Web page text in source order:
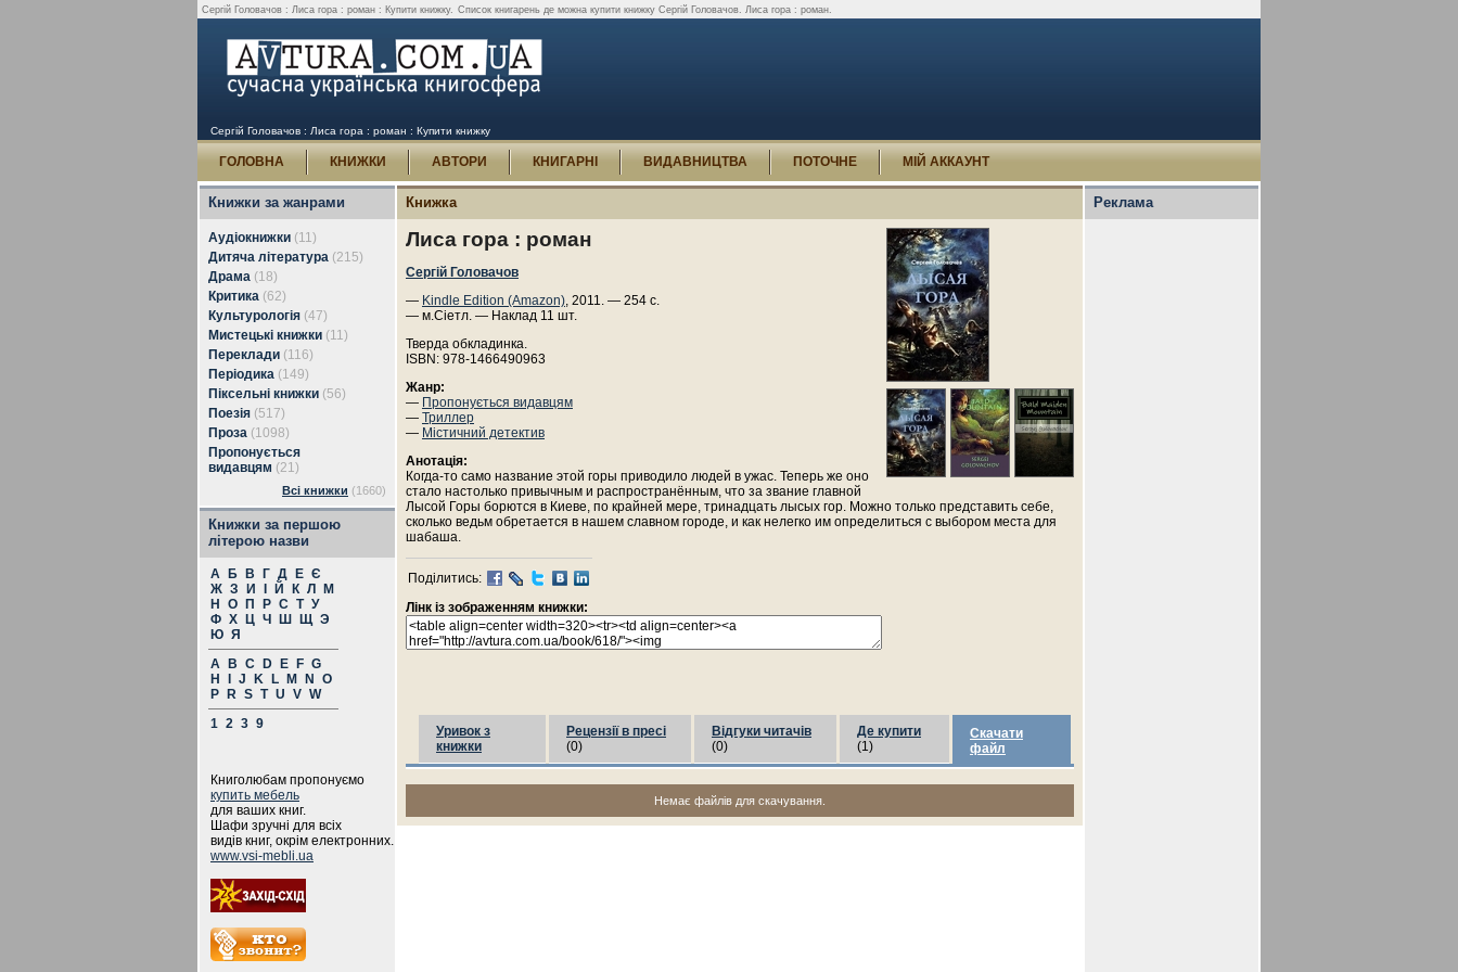
Сергій Головачов : Лиса гора : роман : Купити книжку. Список книгарень де можна купити книжку Сергій Головачов. Лиса гора : роман.
Сергій Головачов : Лиса гора : роман : Купити книжку
ГОЛОВНА КНИЖКИ АВТОРИ КНИГАРНІ ВИДАВНИЦТВА ПОТОЧНЕ МІЙ АККАУНТ
Книжки за жанрами
Аудіокнижки (11)
Дитяча література (215)
Драма (18)
Критика (62)
Культурологія (47)
Мистецькі книжки (11)
Переклади (116)
Періодика (149)
Піксельні книжки (56)
Поезія (517)
Проза (1098)
Пропонується
видавцям (21)
Всі книжки (1660)
Книжки за першою
літерою назви
А Б В Г Д Е Є
Ж З И Й К Л
М
Н
О П Р С Т У
Ф Х Ц Ч Ш Щ Э
Ю Я
A
B C D E F G
H
J K L M N
O
P
R S T U V W
1 2 3 9
Книголюбам пропонуємо
купить мебель
для ваших книг.
Шафи зручні для всіх
видів книг, окрім електронних.
www.vsi-mebli.ua
Книжка
Лиса гора : роман
Сергій Головачов
— Kindle Edition (Amazon), 2011. — 254 с.
— м.Сіетл. — Наклад 11 шт.
Тверда обкладинка.
ISBN: 978-1466490963
Жанр:
— Пропонується видавцям
— Триллер
— Містичний детектив
Анотація:
Когда-то само название этой горы приводило людей в ужас. Теперь же оно
стало настолько привычным и распространённым, что за звание главной
Лысой Горы борются в Киеве, по крайней мере, тринадцать лысых гор. Можно только представить себе,
сколько ведьм обретается в нашем славном городе, и как нелегко им определиться с выбором места для
шабаша.
Поділитись:
Лінк із зображенням книжки:
Уривок з
книжки
Рецензії в пресі
(0)
Відгуки читачів
(0)
Де купити
(1)
Скачати
файл
Немає файлів для скачування.
Реклама